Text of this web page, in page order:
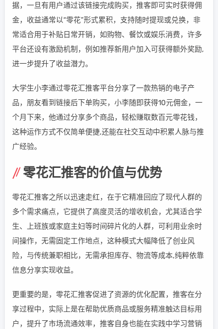
据，一旦有用户通过该链接完成购买，推客即可实时获得佣
金，收益通常以“零花”形式累积，支持随时提现或兑换，非
常适合用于补贴日常开销，如购物、餐饮或娱乐消费，许多
平台还设有激励机制，例如推荐新用户加入可获得额外奖励,
进一步提升了收益潜力。
大学生小李通过零花汇推客平台分享了一款热销的电子产
品，朋友看到链接后下单购买，小李随即获得10元佣金，一
个月下来，他通过分享多个商品，轻松赚取数百元零花钱，
这种运作方式不仅简单便捷,还能在社交互动中积累人脉与推
广经验。
零花汇推客的价值与优势
零花汇推客之所以迅速走红，在于它精准回应了现代人群的
多个需求痛点，它提供了高度灵活的增收机会，尤其适合学
生、上班族或家庭主妇等时间碎片化的人群，可利用业余时
间操作，无需固定工作地点，这种模式大幅降低了创业风
险，与传统兼职相比，无需承担库存、物流等成本,纯粹依靠
信息分享实现收益。
更重要的是，零花汇推客促进了资源的优化配置，推客在分
享过程中，实际上是在帮助优质商品或服务精准触达目标用
户，提升了市场流通效率，推客自身也能在实践中学习营销